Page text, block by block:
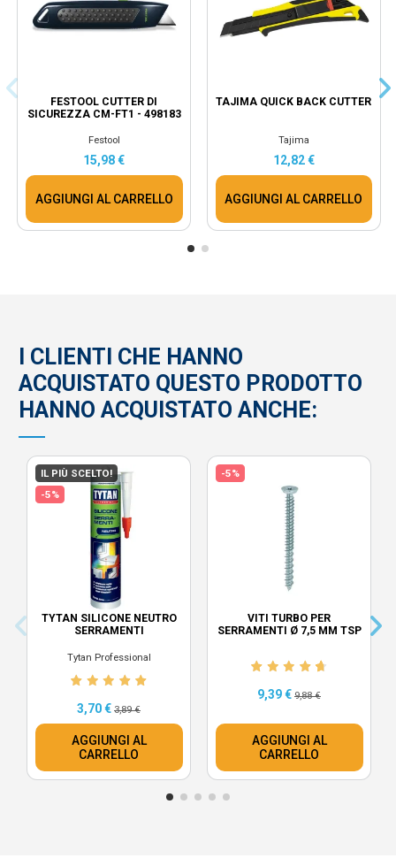
FESTOOL CUTTER DI
SICUREZZA CM-FT1 - 498183
Festool
15,98 €
AGGIUNGI AL CARRELLO
TAJIMA QUICK BACK CUTTER
Tajima
12,82 €
AGGIUNGI AL CARRELLO
I CLIENTI CHE HANNO
ACQUISTATO QUESTO PRODOTTO
HANNO ACQUISTATO ANCHE:
IL PIÙ SCELTO!
-5%
TYTAN SILICONE NEUTRO
SERRAMENTI
Tytan Professional
3,70 € 3,89 €
AGGIUNGI AL
CARRELLO
-5%
VITI TURBO PER
SERRAMENTI Ø 7,5 MM TSP
9,39 € 9,88 €
AGGIUNGI AL
CARRELLO